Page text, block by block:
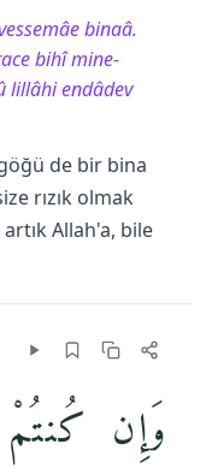
binaâ.
bihî mine-
lillâhi endâdev
de bir bina
rızık olmak
Allah'a, bile
وَإِن